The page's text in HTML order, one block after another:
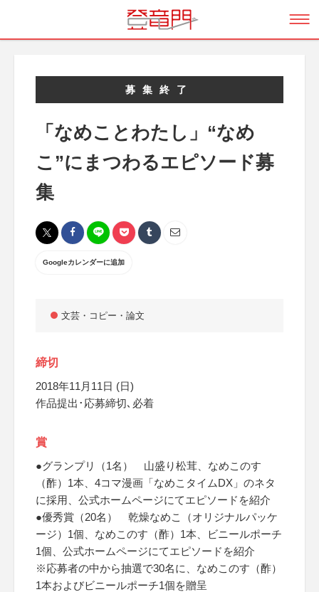
募集終了
「なめことわたし」“なめ
こ”にまつわるエピソード募
集
Googleカレンダーに追加
文芸・コピー・論文
締切
2018年11月11日 (日)
作品提出･応募締切､必着
賞
●グランプリ（1名） 山盛り松茸、なめこのす
（酢）1本、4コマ漫画「なめこタイムDX」のネタ
に採用、公式ホームページにてエピソードを紹介
●優秀賞（20名） 乾燥なめこ（オリジナルパッケ
ージ）1個、なめこのす（酢）1本、ビニールポーチ
1個、公式ホームページにてエピソードを紹介
※応募者の中から抽選で30名に、なめこのす（酢）
1本およびビニールポーチ1個を贈呈